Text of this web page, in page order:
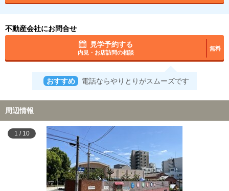
不動産会社にお問合せ
見学予約する
内見・お店訪問の相談
無料
おすすめ 電話ならやりとりがスムーズです
周辺情報
1 / 10